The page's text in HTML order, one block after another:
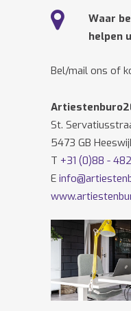
Waar
helpen
Bel/mail ons of
St.
5473 GB
T +31 (0)88 -
E
Volg ons ook op